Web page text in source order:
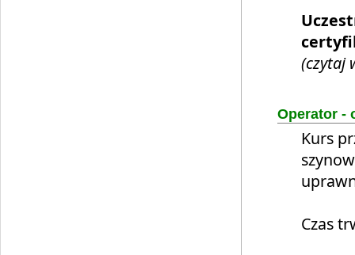
(czytaj
Operator -
Kurs
Czas